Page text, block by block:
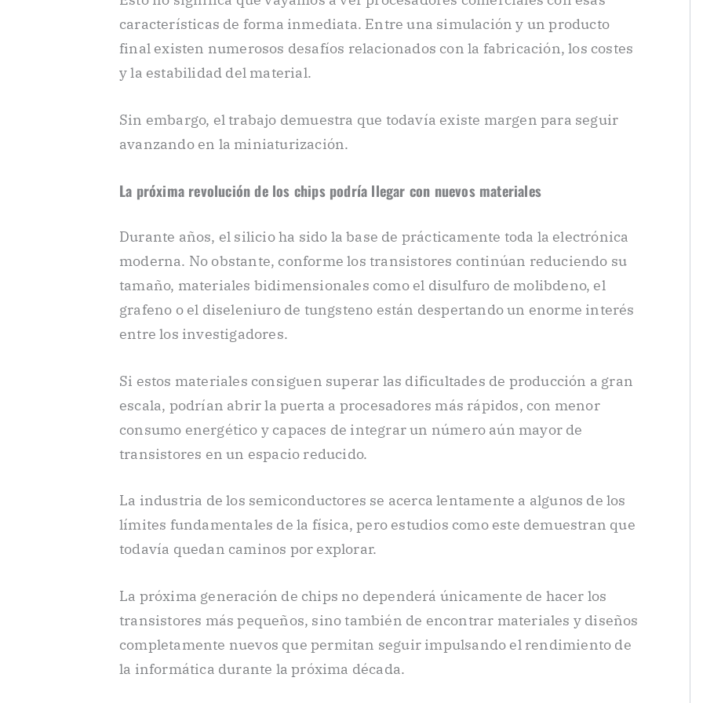
características de forma inmediata. Entre una simulación y un producto
final existen numerosos desafíos relacionados con la fabricación, los costes
y la estabilidad del material.
Sin embargo, el trabajo demuestra que todavía existe margen para seguir
avanzando en la miniaturización.
La próxima revolución de los chips podría llegar con nuevos materiales
Durante años, el silicio ha sido la base de prácticamente toda la electrónica
moderna. No obstante, conforme los transistores continúan reduciendo su
tamaño, materiales bidimensionales como el disulfuro de molibdeno, el
grafeno o el diseleniuro de tungsteno están despertando un enorme interés
entre los investigadores.
Si estos materiales consiguen superar las dificultades de producción a gran
escala, podrían abrir la puerta a procesadores más rápidos, con menor
consumo energético y capaces de integrar un número aún mayor de
transistores en un espacio reducido.
La industria de los semiconductores se acerca lentamente a algunos de los
límites fundamentales de la física, pero estudios como este demuestran que
todavía quedan caminos por explorar.
La próxima generación de chips no dependerá únicamente de hacer los
transistores más pequeños, sino también de encontrar materiales y diseños
completamente nuevos que permitan seguir impulsando el rendimiento de
la informática durante la próxima década.